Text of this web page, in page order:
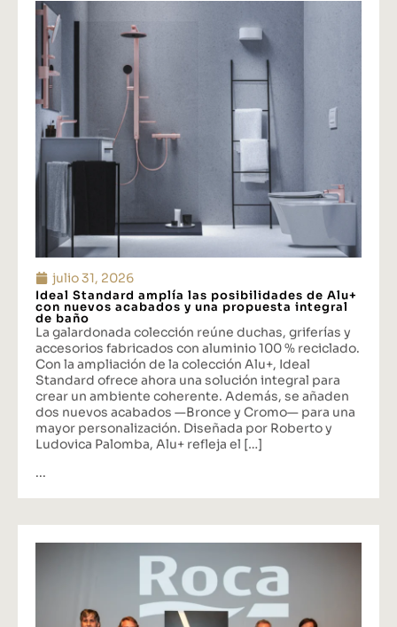
julio 31, 2026
Ideal Standard amplía las posibilidades de Alu+
con nuevos acabados y una propuesta integral
de baño
La galardonada colección reúne duchas, griferías y
accesorios fabricados con aluminio 100 % reciclado.
Con la ampliación de la colección Alu+, Ideal
Standard ofrece ahora una solución integral para
crear un ambiente coherente. Además, se añaden
dos nuevos acabados —Bronce y Cromo— para una
mayor personalización. Diseñada por Roberto y
Ludovica Palomba, Alu+ refleja el […]
...